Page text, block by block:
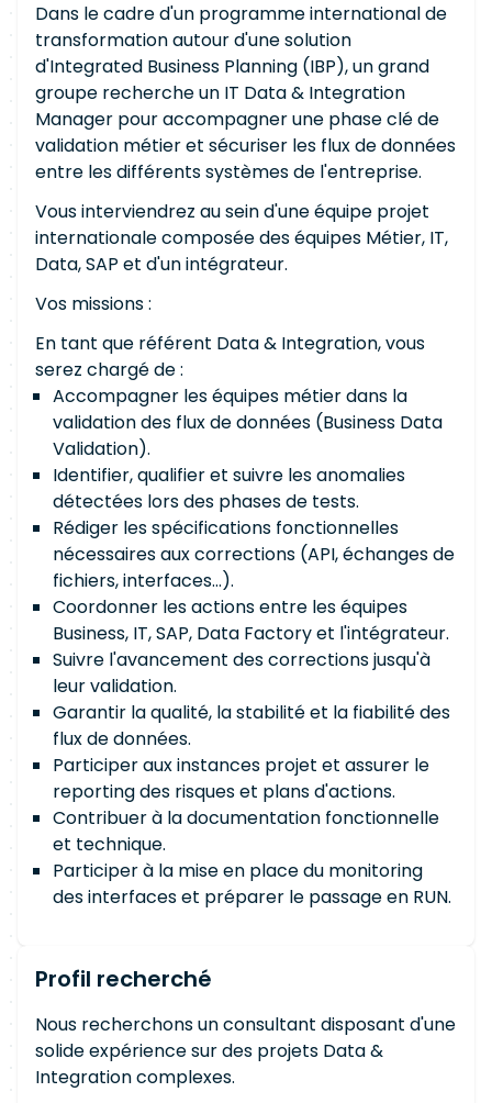
Dans le cadre d'un programme international de
transformation autour d'une solution
d'Integrated Business Planning (IBP), un grand
groupe recherche un IT Data & Integration
Manager pour accompagner une phase clé de
validation métier et sécuriser les flux de données
entre les différents systèmes de l'entreprise.
Vous interviendrez au sein d'une équipe projet
internationale composée des équipes Métier, IT,
Data, SAP et d'un intégrateur.
Vos missions :
En tant que référent Data & Integration, vous
serez chargé de :
Accompagner les équipes métier dans la
validation des flux de données (Business Data
Validation).
Identifier, qualifier et suivre les anomalies
détectées lors des phases de tests.
Rédiger les spécifications fonctionnelles
nécessaires aux corrections (API, échanges de
fichiers, interfaces...).
Coordonner les actions entre les équipes
Business, IT, SAP, Data Factory et l'intégrateur.
Suivre l'avancement des corrections jusqu'à
leur validation.
Garantir la qualité, la stabilité et la fiabilité des
flux de données.
Participer aux instances projet et assurer le
reporting des risques et plans d'actions.
Contribuer à la documentation fonctionnelle
et technique.
Participer à la mise en place du monitoring
des interfaces et préparer le passage en RUN.
Profil recherché
Nous recherchons un consultant disposant d'une
solide expérience sur des projets Data &
Integration complexes.